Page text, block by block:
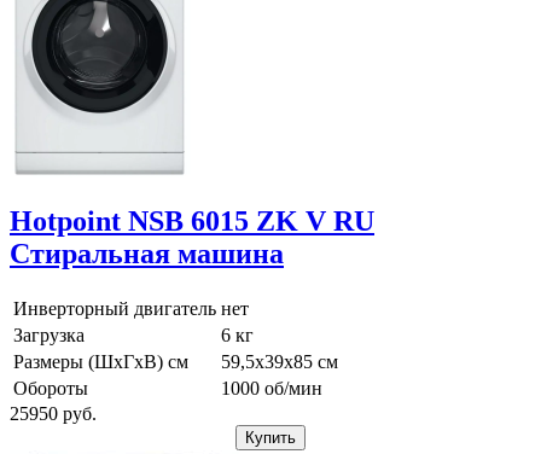
Hotpoint NSB 6015 ZK V RU
Стиральная машина
Инверторный двигатель нет
Загрузка
6 кг
Размеры (ШхГхВ) см
59,5х39х85 см
Обороты
1000 об/мин
25950 pуб.
Купить